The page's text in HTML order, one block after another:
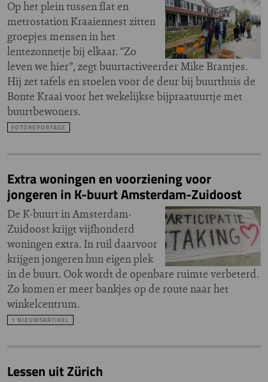
Op het plein tussen flat en
metrostation Kraaiennest zitten
groepjes mensen in het
lentezonnetje bij elkaar. “Zo
leven we hier”, zegt buurtactiveerder Mike Brantjes.
Hij zet tafels en stoelen voor de deur bij buurthuis de
Bonte Kraai voor het wekelijkse bijpraatuurtje met
buurtbewoners.
FOTOREPORTAGE
Extra woningen en voorziening voor
jongeren in K-buurt Amsterdam-Zuidoost
De K-buurt in Amsterdam-
Zuidoost krijgt vijfhonderd
woningen extra. In ruil daarvoor
krijgen jongeren hun eigen plek
in de buurt. Ook wordt de openbare ruimte verbeterd.
Zo komen er meer bankjes op de route naar het
winkelcentrum.
1 NIEUWSARTIKEL
Lessen uit Zürich